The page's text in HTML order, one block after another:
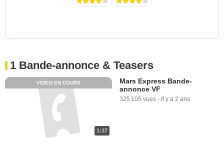
1 Bande-annonce & Teasers
1:37
VIDÉO EN COURS
Mars Express Bande-
annonce VF
325 105 vues - Il y a 2 ans